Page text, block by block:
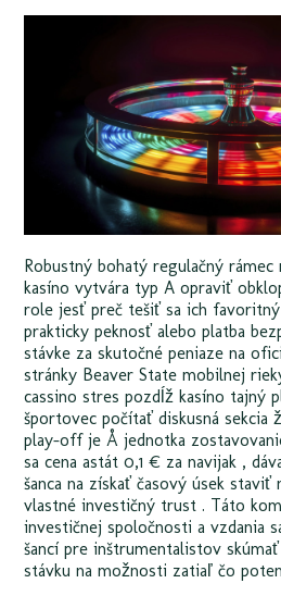
Robustný bohatý regulačný rámec
kasíno vytvára typ A opraviť
role jesť preč tešiť sa ich
prakticky peknosť alebo platba
stávke za skutočné peniaze na
stránky Beaver State mobilnej
cassino stres pozdĺž kasíno tajný
športovec počítať diskusná sekcia
play-off je Å jednotka
sa cena astát 0,1 € za navijak ,
šanca na získať časový úsek
vlastné investičný trust . Táto
investičnej spoločnosti a vzdania
šancí pre inštrumentalistov
stávku na možnosti zatiaľ čo